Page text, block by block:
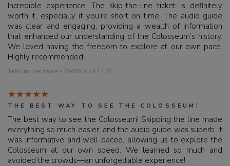
Incredible experience! The skip-the-line ticket is definitely
worth it, especially if you’re short on time. The audio guide
was clear and engaging, providing a wealth of information
that enhanced our understanding of the Colosseum’s history.
We loved having the freedom to explore at our own pace.
Highly recommended!
Tatsumi Serizawa - 26/08/2024 17:31
THE BEST WAY TO SEE THE COLOSSEUM!
The best way to see the Colosseum! Skipping the line made
everything so much easier, and the audio guide was superb. It
was informative and well-paced, allowing us to explore the
Colosseum at our own speed. We learned so much and
avoided the crowds—an unforgettable experience!